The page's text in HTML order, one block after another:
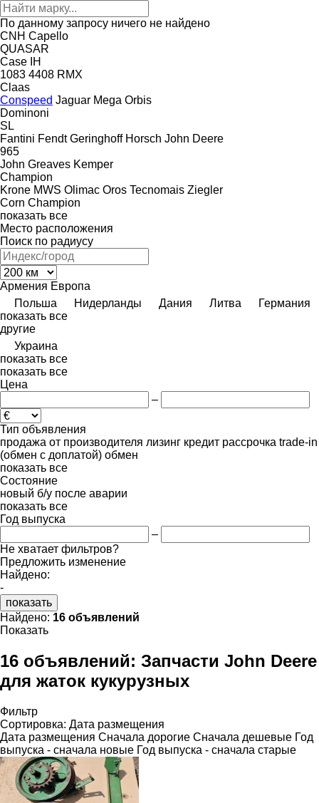
По данному запросу ничего не найдено
CNH Capello
QUASAR
Case IH
1083 4408 RMX
Claas
Conspeed Jaguar Mega Orbis
Dominoni
SL
Fantini Fendt Geringhoff Horsch John Deere
965
John Greaves Kemper
Champion
Krone MWS Olimac Oros Tecnomais Ziegler
Corn Champion
показать все
Место расположения
Поиск по радиусу
Армения Европа
Польша
Нидерланды Дания Литва
Германия
показать все
другие
Украина
показать все
показать все
Цена
–
Тип объявления
продажа от производителя лизинг кредит рассрочка trade-in
(обмен с доплатой) обмен
показать все
Состояние
новый б/у после аварии
показать все
Год выпуска
–
Не хватает фильтров?
Предложить изменение
Найдено:
-
показать
Найдено: 16 объявлений
Показать
16 объявлений: Запчасти John Deere
для жаток кукурузных
Фильтр
Сортировка: Дата размещения
Дата размещения Сначала дорогие Сначала дешевые Год
выпуска - сначала новые Год выпуска - сначала старые